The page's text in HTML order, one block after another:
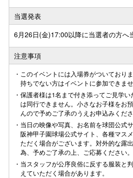
当選発表
6月26日(金)17:00以降に当選者の方へ
注意事項
・このイベントには入場券がついており
持ちでない方はイベントに参加できま
・保護者様は1名まで付き添ってご見学
は同行できません。小さなお子様をお
んので予めご了承のうえお申込みくださ
・当日の映像や写真、お名前を球団公式
阪神甲子園球場公式サイト、各種マス
ただく場合がございます。対外的な露
為、予めご了承の上、ご応募ください。
・当スタッフが公序良俗に反する服装と
えていただく場合があります。